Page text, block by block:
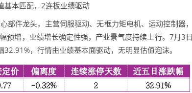
本匹配，2连板业绩驱动
件龙头，主营伺服驱动、无框力矩电机、运动控制器，
预增，业绩增长确定性强，产业景气度持续上行。7月3日
，行情由业绩基本面驱动，无明显估值泡沫。